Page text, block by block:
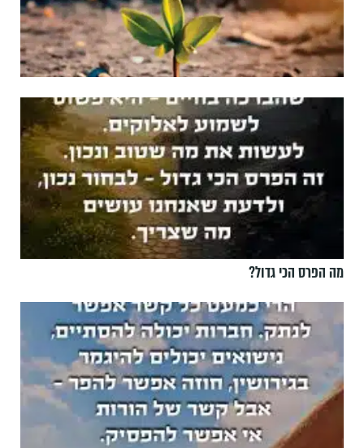
מה הפרס הכי גדול?